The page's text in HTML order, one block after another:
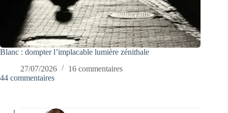
Blanc : dompter l’implacable lumière zénithale
27/07/2026
16 commentaires
44 commentaires